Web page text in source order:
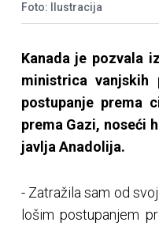
Foto: Ilustracija
Kanada je pozvala
ministrica
postupanje prema
prema Gazi, noseći
javlja Anadolija.
- Zatražila sam od
lošim postupanjem